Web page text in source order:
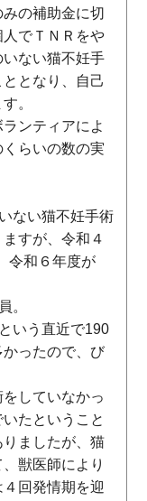
の補助金に切
でＴＮＲをや
ない猫不妊手
となり、自己
。
ンティアによ
らいの数の実
ない猫不妊手術
すが、令和４
令和６年度が
。
いう直近で190
ったので、び
していなかっ
たということ
ましたが、猫
獣医師により
回発情期を迎